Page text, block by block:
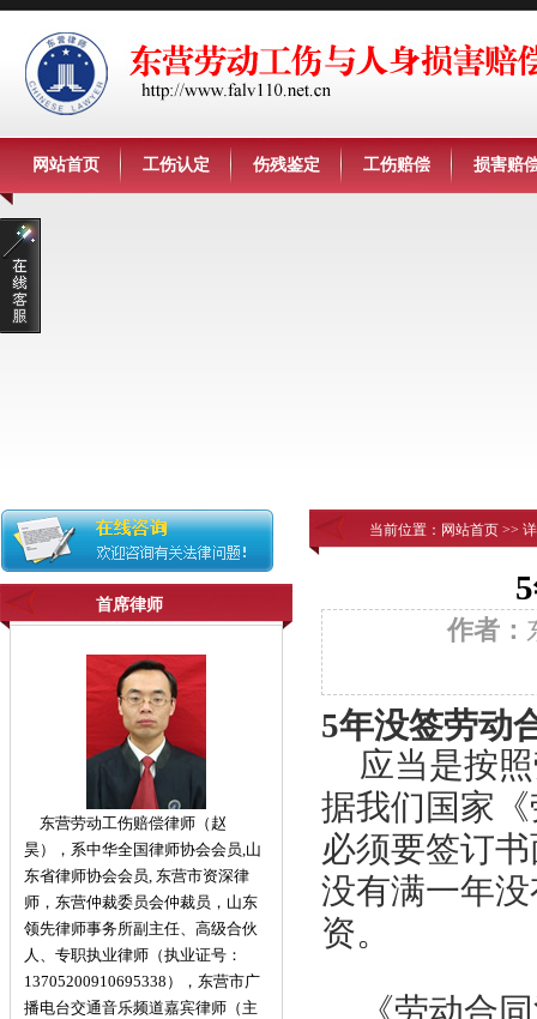
网站首页 工伤认定 伤残鉴定 工伤赔偿 损害赔
首席律师
东营劳动工伤赔偿律师（赵
昊），系中华全国律师协会会员,山
东省律师协会会员, 东营市资深律
师，东营仲裁委员会仲裁员，山东
领先律师事务所副主任、高级合伙
人、专职执业律师（执业证号：
13705200910695338），东营市广
播电台交通音乐频道嘉宾律师（主
当前位置： 网站首页 >>
作者：
5年没签劳动
应当是按
据我们国家
必须要签订
没有满一年
资。
《劳动合